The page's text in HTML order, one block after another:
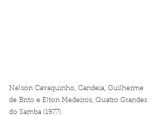
Nelson Cavaquinho, Candeia, Guilherme
de Brito e Elton Medeiros, Quatro Grandes
do Samba (1977)